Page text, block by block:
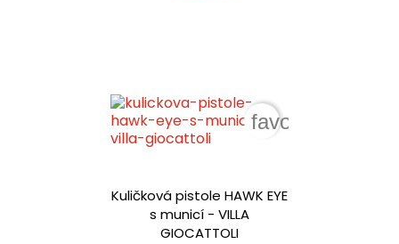
Kuličková pistole HAWK EYE
s municí - VILLA
GIOCATTOLI
favorite_border